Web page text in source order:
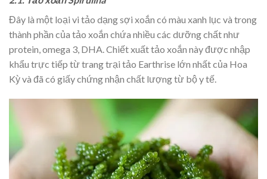
Đây là một loại vi tảo dạng sợi xoắn có màu xanh lục và trong
thành phần của tảo xoắn chứa nhiều các dưỡng chất như
protein, omega 3, DHA. Chiết xuất tảo xoắn này được nhập
khẩu trực tiếp từ trang trại tảo Earthrise lớn nhất của Hoa
Kỳ và đã có giấy chứng nhận chất lượng từ bộ y tế.